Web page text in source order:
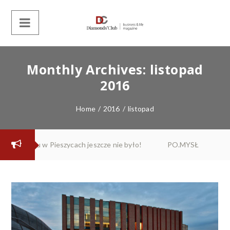
Monthly Archives: listopad
2016
Home / 2016 / listopad
było! PO.MYSŁ